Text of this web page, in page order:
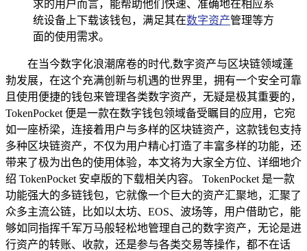
求的用户而言，能帮助他们快速、准确地在相应系
统设备上下载该钱包，满足其在数字资产管理等方
面的使用需求。
在当今数字化浪潮席卷的时代,数字资产与区块链领域蓬
勃发展，在这个充满创新与机遇的世界里，拥有一个安全可靠
且使用便捷的钱包来管理各类数字资产，无疑是极其重要的，
TokenPocket 便是一款在数字钱包领域备受瞩目的应用，它宛
如一座桥梁，连接着用户与多样的区块链资产，这款钱包支持
多种区块链资产，不仅为用户精心打造了丰富多样的功能，还
带来了极为出色的使用体验，本文将为大家全方位、详细地介
绍 TokenPocket 安卓版的下载相关内容。 TokenPocket 是一款
功能强大的多链钱包，它就像一个巨大的资产汇聚地，汇聚了
众多主流公链，比如以太坊、EOS、波场等，用户借助它，能
够如同指挥千军万马般轻松地管理自己的数字资产，无论是进
行资产的转账、收款，还是参与各类交易等操作，都不在话